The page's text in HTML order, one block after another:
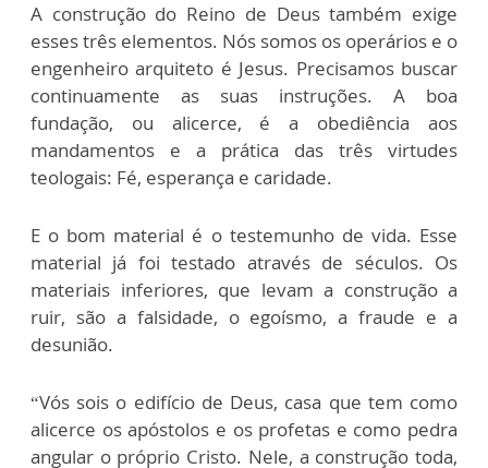
A construção do Reino de Deus também exige
esses três elementos. Nós somos os operários e o
engenheiro arquiteto é Jesus. Precisamos buscar
continuamente as suas instruções. A boa
fundação, ou alicerce, é a obediência aos
mandamentos e a prática das três virtudes
teologais: Fé, esperança e caridade.
E o bom material é o testemunho de vida. Esse
material já foi testado através de séculos. Os
materiais inferiores, que levam a construção a
ruir, são a falsidade, o egoísmo, a fraude e a
desunião.
“Vós sois o edifício de Deus, casa que tem como
alicerce os apóstolos e os profetas e como pedra
angular o próprio Cristo. Nele, a construção toda,